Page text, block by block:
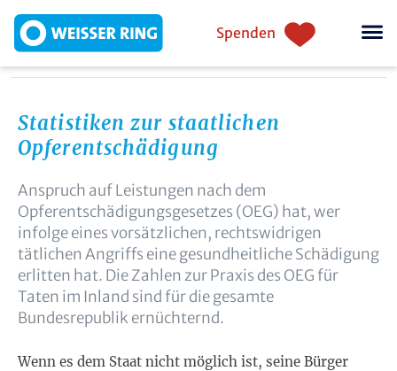
Spenden
Statistiken zur staatlichen
Opferentschädigung
Anspruch auf Leistungen nach dem
Opferentschädigungsgesetzes (OEG) hat, wer
infolge eines vorsätzlichen, rechtswidrigen
tätlichen Angriffs eine gesundheitliche Schädigung
erlitten hat. Die Zahlen zur Praxis des OEG für
Taten im Inland sind für die gesamte
Bundesrepublik ernüchternd.
Wenn es dem Staat nicht möglich ist, seine Bürger